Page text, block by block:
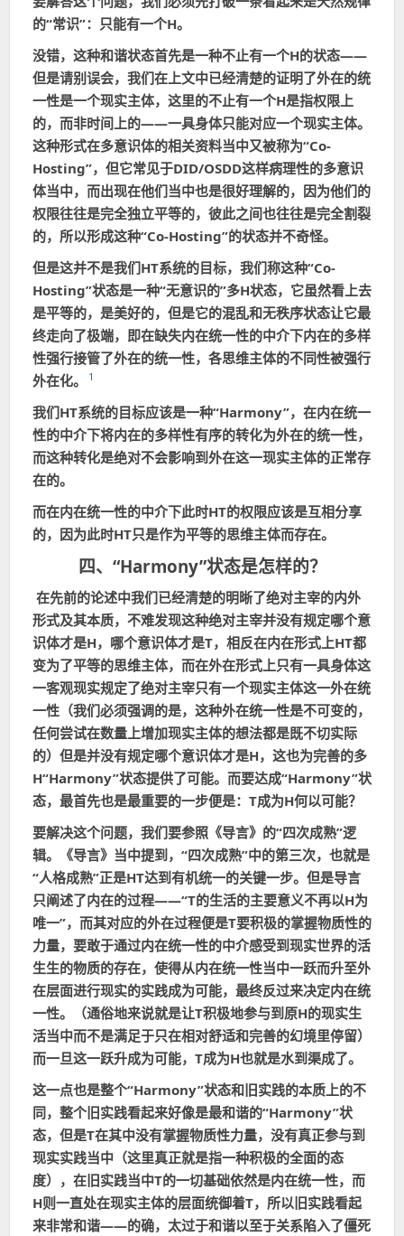
的“常识”：只能有一个H。
没错，这种和谐状态首先是一种不止有一个H的状态——
但是请别误会，我们在上文中已经清楚的证明了外在的统
一性是一个现实主体，这里的不止有一个H是指权限上
的，而非时间上的——一具身体只能对应一个现实主体。
这种形式在多意识体的相关资料当中又被称为“Co-
Hosting”，但它常见于DID/OSDD这样病理性的多意识
体当中，而出现在他们当中也是很好理解的，因为他们的
权限往往是完全独立平等的，彼此之间也往往是完全割裂
的，所以形成这种“Co-Hosting”的状态并不奇怪。
但是这并不是我们HT系统的目标，我们称这种“Co-
Hosting”状态是一种“无意识的”多H状态，它虽然看上去
是平等的，是美好的，但是它的混乱和无秩序状态让它最
终走向了极端，即在缺失内在统一性的中介下内在的多样
性强行接管了外在的统一性，各思维主体的不同性被强行
外在化。
1
我们HT系统的目标应该是一种“Harmony”，在内在统一
性的中介下将内在的多样性有序的转化为外在的统一性，
而这种转化是绝对不会影响到外在这一现实主体的正常存
在的。
而在内在统一性的中介下此时HT的权限应该是互相分享
的，因为此时HT只是作为平等的思维主体而存在。
四、“Harmony”状态是怎样的？
在先前的论述中我们已经清楚的明晰了绝对主宰的内外
形式及其本质，不难发现这种绝对主宰并没有规定哪个意
识体才是H，哪个意识体才是T，相反在内在形式上HT都
变为了平等的思维主体，而在外在形式上只有一具身体这
一客观现实规定了绝对主宰只有一个现实主体这一外在统
一性（我们必须强调的是，这种外在统一性是不可变的，
任何尝试在数量上增加现实主体的想法都是既不切实际
的）但是并没有规定哪个意识体才是H，这也为完善的多
H“Harmony”状态提供了可能。而要达成“Harmony”状
态，最首先也是最重要的一步便是：T成为H何以可能？
要解决这个问题，我们要参照《导言》的“四次成熟”逻
辑。《导言》当中提到，“四次成熟”中的第三次，也就是
“人格成熟”正是HT达到有机统一的关键一步。但是导言
只阐述了内在的过程——“T的生活的主要意义不再以H为
唯一”，而其对应的外在过程便是T要积极的掌握物质性的
力量，要敢于通过内在统一性的中介感受到现实世界的活
生生的物质的存在，使得从内在统一性当中一跃而升至外
在层面进行现实的实践成为可能，最终反过来决定内在统
一性。（通俗地来说就是让T积极地参与到原H的现实生
活当中而不是满足于只在相对舒适和完善的幻境里停留）
而一旦这一跃升成为可能，T成为H也就是水到渠成了。
这一点也是整个“Harmony”状态和旧实践的本质上的不
同，整个旧实践看起来好像是最和谐的“Harmony”状
态，但是T在其中没有掌握物质性力量，没有真正参与到
现实实践当中（这里真正就是指一种积极的全面的态
度），在旧实践当中T的一切基础依然是内在统一性，而
H则一直处在现实主体的层面统御着T，所以旧实践看起
来非常和谐——的确，太过于和谐以至于关系陷入了僵死